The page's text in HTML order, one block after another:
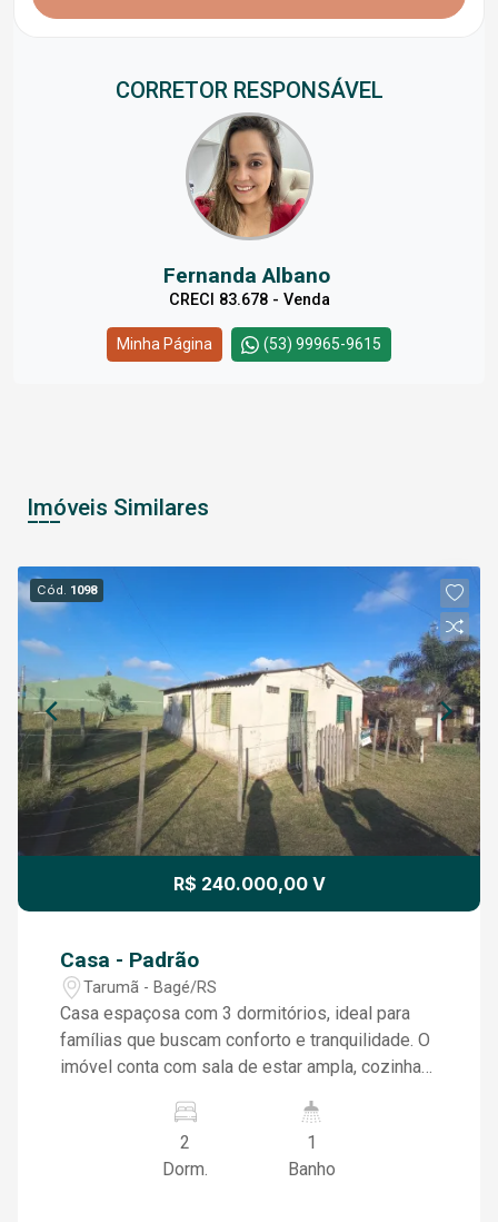
CORRETOR RESPONSÁVEL
Fernanda Albano
CRECI 83.678 - Venda
Minha Página (53) 99965-9615
Imóveis Similares
Cód. 1098
R$ 240.000,00 V
Casa - Padrão
Tarumã - Bagé/RS
Casa espaçosa com 3 dormitórios, ideal para
famílias que buscam conforto e tranquilidade. O
imóvel conta com sala de estar ampla, cozinha
para momentos de lazer, jardinagem ou para
quem possui pets. Localizada em região
tranquila, com fácil acesso a comércios, escolas
2
Dorm.
1
Banho